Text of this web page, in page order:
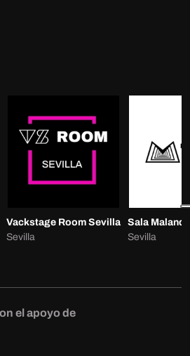
Vackstage Room Sevilla
Sevilla
Sala
Sevilla
el apoyo de